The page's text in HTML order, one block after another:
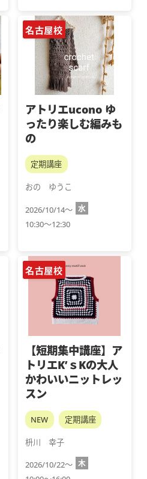
名古屋校
アトリエucono ゆ
ったり楽しむ編みも
の
定期講座
おの　ゆうこ
2026/10/14～ 水
10:30～12:30
名古屋校
【短期集中講座】ア
トリエK’ｓKの大人
かわいいニットレッ
スン
NEW 定期講座
枡川　幸子
2026/10/22～ 木